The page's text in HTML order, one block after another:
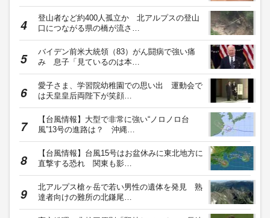
登山者など約400人孤立か 北アルプスの登山
口につながる県の橋が流さ…
バイデン前米大統領（83）がん闘病で強い痛
み 息子「見ているのは本…
愛子さま、学習院幼稚園での思い出 運動会で
は天皇皇后両陛下が笑顔…
【台風情報】大型で非常に強い“ノロノロ台
風”13号の進路は？ 沖縄…
【台風情報】台風15号はお盆休みに東北地方に
直撃する恐れ 関東も影…
北アルプス槍ヶ岳で若い男性の遺体を発見 熟
達者向けの難所の北鎌尾…